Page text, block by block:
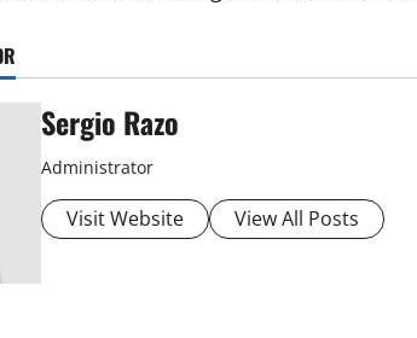
Sergio Razo
Administrator
Visit Website View All Posts